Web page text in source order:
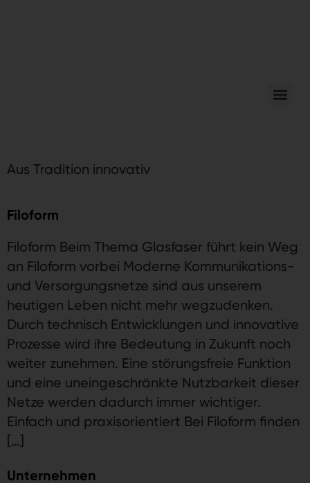
Aus Tradition innovativ
Filoform
Filoform Beim Thema Glasfaser führt kein Weg
an Filoform vorbei Moderne Kommunikations-
und Versorgungsnetze sind aus unserem
heutigen Leben nicht mehr wegzudenken.
Durch technisch Entwicklungen und innovative
Prozesse wird ihre Bedeutung in Zukunft noch
weiter zunehmen. Eine störungsfreie Funktion
und eine uneingeschränkte Nutzbarkeit dieser
Netze werden dadurch immer wichtiger.
Einfach und praxisorientiert Bei Filoform finden
[…]
Unternehmen